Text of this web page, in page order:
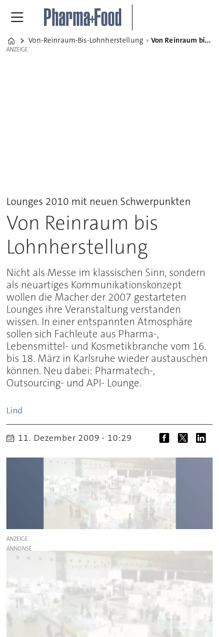
Home
Von-Reinraum-Bis-Lohnherstellung Von Reinraum bis Lohnherstellung
ANZEIGE
ANZEIGE
Lounges 2010 mit neuen Schwerpunkten
Von Reinraum bis
Lohnherstellung
Nicht als Messe im klassischen Sinn, sondern
als neuartiges Kommunikationskonzept
wollen die Macher der 2007 gestarteten
Lounges ihre Veranstaltung verstanden
wissen. In einer entspannten Atmosphäre
sollen sich Fachleute aus Pharma-,
Lebensmittel- und Kosmetikbranche vom 16.
bis 18. März in Karlsruhe wieder austauschen
können. Neu dabei: Pharmatech-,
Outsourcing- und API- Lounge.
Lind
11. Dezember 2009 - 10:29
ANZEIGE